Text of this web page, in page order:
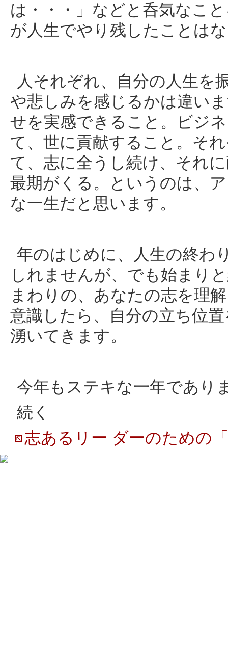
は・・・」などと呑気なこ
が人生でやり残したことは
人それぞれ、自分の人生を
や悲しみを感じるかは違い
せを実感できること。ビジ
て、世に貢献すること。そ
て、志に全うし続け、それ
最期がくる。というのは、
な一生だと思います。
年のはじめに、人生の終わ
しれませんが、でも始まり
まわりの、あなたの志を理
意識したら、自分の立ち位
湧いてきます。
今年もステキな一年であり
続く
志あるリー ダーのための